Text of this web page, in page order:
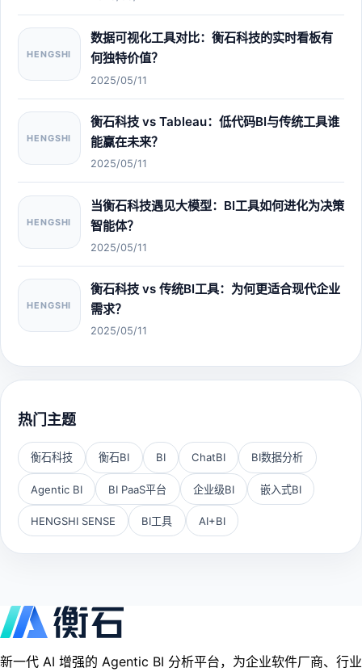
HENGSHI
数据可视化工具对比：衡石科技的实时看板有
何独特价值？
2025/05/11
HENGSHI
衡石科技 vs Tableau：低代码BI与传统工具谁
能赢在未来？
2025/05/11
HENGSHI
当衡石科技遇见大模型：BI工具如何进化为决策
智能体？
2025/05/11
HENGSHI
衡石科技 vs 传统BI工具：为何更适合现代企业
需求？
2025/05/11
热门主题
衡石科技 衡石BI BI ChatBI BI数据分析
Agentic BI BI PaaS平台 企业级BI 嵌入式BI
HENGSHI SENSE BI工具 AI+BI
新一代 AI 增强的 Agentic BI 分析平台，为企业软件厂商、行业